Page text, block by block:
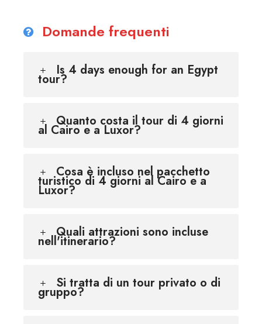
Domande frequenti
Is 4 days enough for an Egypt
tour?
Quanto costa il tour di 4 giorni
al Cairo e a Luxor?
Cosa è incluso nel pacchetto
turistico di 4 giorni al Cairo e a
Luxor?
Quali attrazioni sono incluse
nell'itinerario?
Si tratta di un tour privato o di
gruppo?